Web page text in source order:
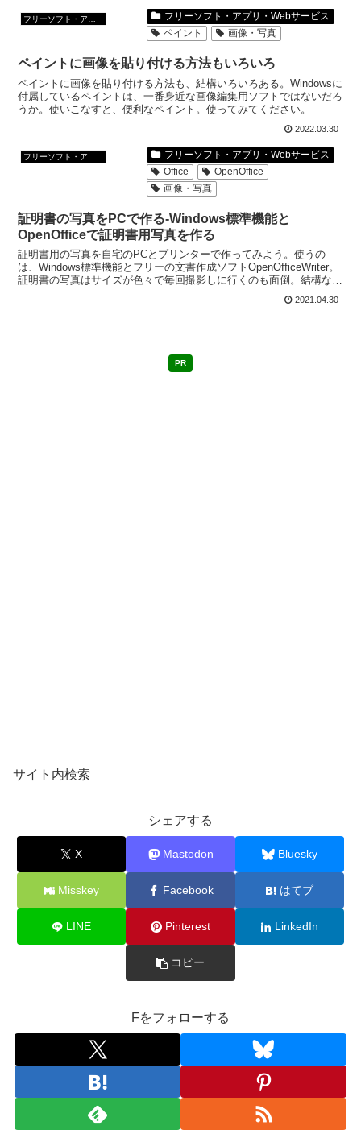
フリーソフト・アプリ・Webサービス
ペイント
画像・写真
ペイントに画像を貼り付ける方法もいろいろ
ペイントに画像を貼り付ける方法も、結構いろいろある。Windowsに
付属しているペイントは、一番身近な画像編集用ソフトではないだろ
うか。使いこなすと、便利なペイント。使ってみてください。
2022.03.30
フリーソフト・アプリ・Webサービス
Office
OpenOffice
画像・写真
証明書の写真をPCで作る-Windows標準機能と
OpenOfficeで証明書用写真を作る
証明書用の写真を自宅のPCとプリンターで作ってみよう。使うの
は、Windows標準機能とフリーの文書作成ソフトOpenOfficeWriter。
証明書の写真はサイズが色々で毎回撮影しに行くのも面倒。結構な値
2021.04.30
PR
サイト内検索
シェアする
X Mastodon Bluesky
Misskey Facebook はてブ
LINE Pinterest LinkedIn
コピー
Fをフォローする